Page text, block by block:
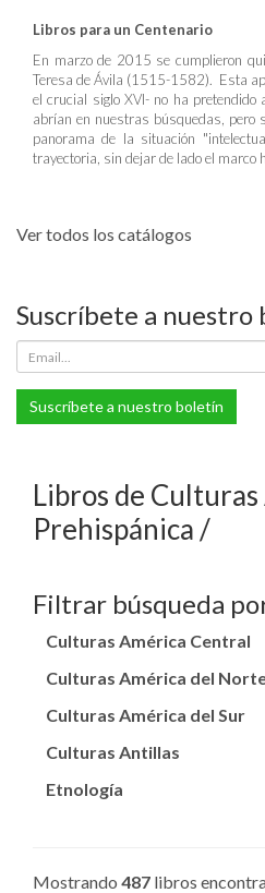
Libros para un Centenario
En marzo de 2015 se cumplieron
Teresa de Ávila (1515-1582). Esta
el crucial siglo XVI- no ha
abrían en nuestras búsquedas, pero
panorama de la situación
trayectoria, sin dejar de lado el marco
Ver todos los catálogos
Suscríbete a nuestro
Suscríbete a nuestro boletín
Libros de
Prehispánica
Filtrar búsqueda
Culturas América Central
Culturas América del
Culturas América del Sur
Culturas Antillas
Etnología
Mostrando 487 libros